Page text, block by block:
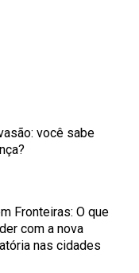
você sabe
Fronteiras: O que
com a nova
nas cidades